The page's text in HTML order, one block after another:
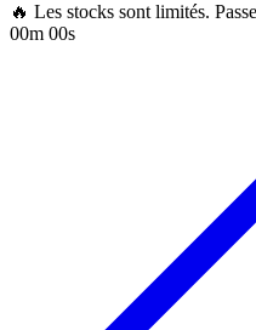
🔥 Les stocks sont limités.
00m 00s